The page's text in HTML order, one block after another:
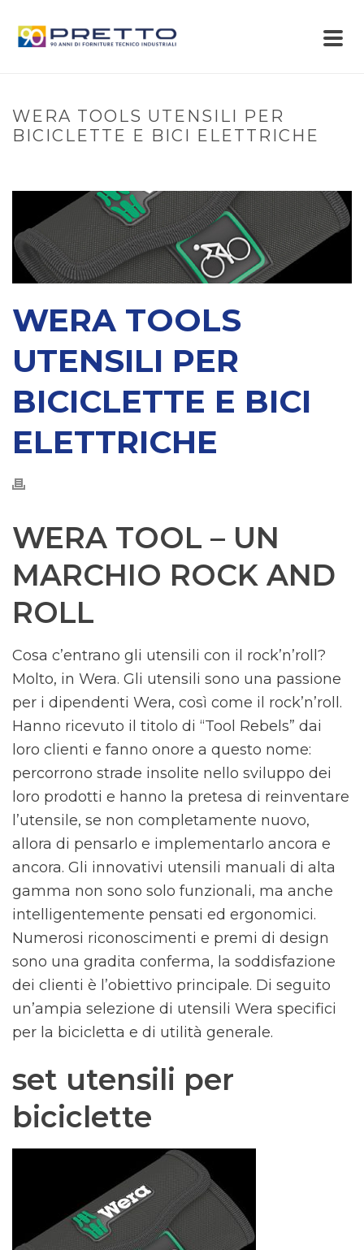
WERA TOOLS UTENSILI PER
BICICLETTE E BICI ELETTRICHE
WERA TOOLS
UTENSILI PER
BICICLETTE E BICI
ELETTRICHE
WERA TOOL – UN
MARCHIO ROCK AND
ROLL
Cosa c’entrano gli utensili con il rock’n’roll?
Molto, in Wera. Gli utensili sono una passione
per i dipendenti Wera, così come il rock’n’roll.
Hanno ricevuto il titolo di “Tool Rebels” dai
loro clienti e fanno onore a questo nome:
percorrono strade insolite nello sviluppo dei
loro prodotti e hanno la pretesa di reinventare
l’utensile, se non completamente nuovo,
allora di pensarlo e implementarlo ancora e
ancora. Gli innovativi utensili manuali di alta
gamma non sono solo funzionali, ma anche
intelligentemente pensati ed ergonomici.
Numerosi riconoscimenti e premi di design
sono una gradita conferma, la soddisfazione
dei clienti è l’obiettivo principale. Di seguito
un’ampia selezione di utensili Wera specifici
per la bicicletta e di utilità generale.
set utensili per
biciclette